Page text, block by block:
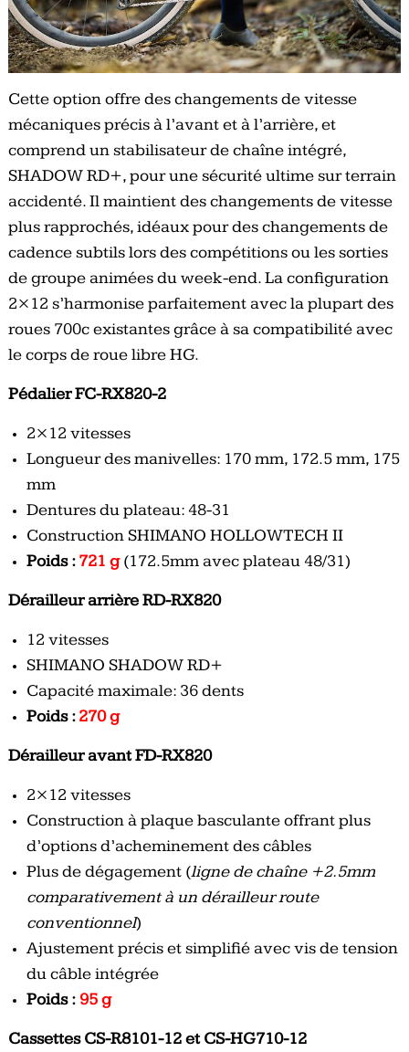
Cette option offre des changements de vitesse
mécaniques précis à l’avant et à l’arrière, et
comprend un stabilisateur de chaîne intégré,
SHADOW RD+, pour une sécurité ultime sur terrain
accidenté. Il maintient des changements de vitesse
plus rapprochés, idéaux pour des changements de
cadence subtils lors des compétitions ou les sorties
de groupe animées du week-end. La configuration
2×12 s’harmonise parfaitement avec la plupart des
roues 700c existantes grâce à sa compatibilité avec
le corps de roue libre HG.
Pédalier FC-RX820-2
2×12 vitesses
Longueur des manivelles: 170 mm, 172.5 mm, 175
mm
Dentures du plateau: 48-31
Construction SHIMANO HOLLOWTECH II
Poids :721 g(172.5mm avec plateau 48/31)
Dérailleur arrière RD-RX820
12 vitesses
SHIMANO SHADOW RD+
Capacité maximale: 36 dents
Poids :270 g
Dérailleur avant FD-RX820
2×12 vitesses
Construction à plaque basculante offrant plus
d’options d’acheminement des câbles
Plus de dégagement (ligne de chaîne +2.5mm
comparativement à un dérailleur route
conventionnel)
Ajustement précis et simplifié avec vis de tension
du câble intégrée
Poids : 95 g
Cassettes CS-R8101-12 et CS-HG710-12